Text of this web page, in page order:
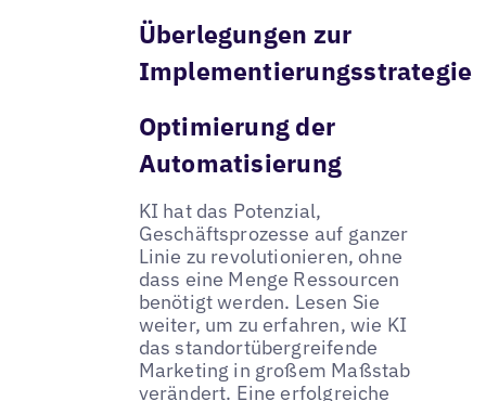
Überlegungen zur
Implementierungsstrategie
Optimierung der
Automatisierung
KI hat das Potenzial,
Geschäftsprozesse auf ganzer
Linie zu revolutionieren, ohne
dass eine Menge Ressourcen
benötigt werden. Lesen Sie
weiter, um zu erfahren, wie KI
das standortübergreifende
Marketing in großem Maßstab
verändert. Eine erfolgreiche